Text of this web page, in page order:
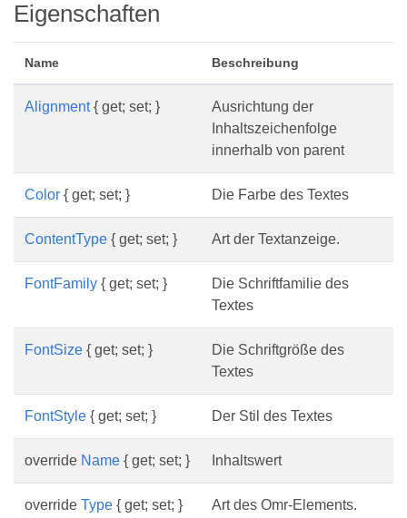
Eigenschaften
Name Beschreibung
Alignment{ get; set; }
Ausrichtung der
Inhaltszeichenfolge
innerhalb von parent
Color { get; set; } Die Farbe des Textes
ContentType { get; set; } Art der Textanzeige.
FontFamily { get; set; }
Die Schriftfamilie des
Textes
FontSize { get; set; }
Die Schriftgröße des
Textes
FontStyle { get; set; } Der Stil des Textes
override Name { get; set; } Inhaltswert
override Type { get; set; }
Art des Omr-Elements.